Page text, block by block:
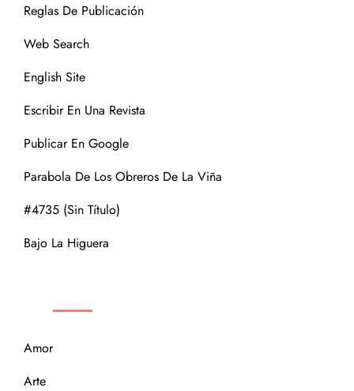
Reglas De Publicación
Web Search
English Site
Escribir En Una Revista
Publicar En Google
Parabola De Los Obreros De La Viña
#4735 (sin Título)
Bajo La Higuera
Amor
Arte